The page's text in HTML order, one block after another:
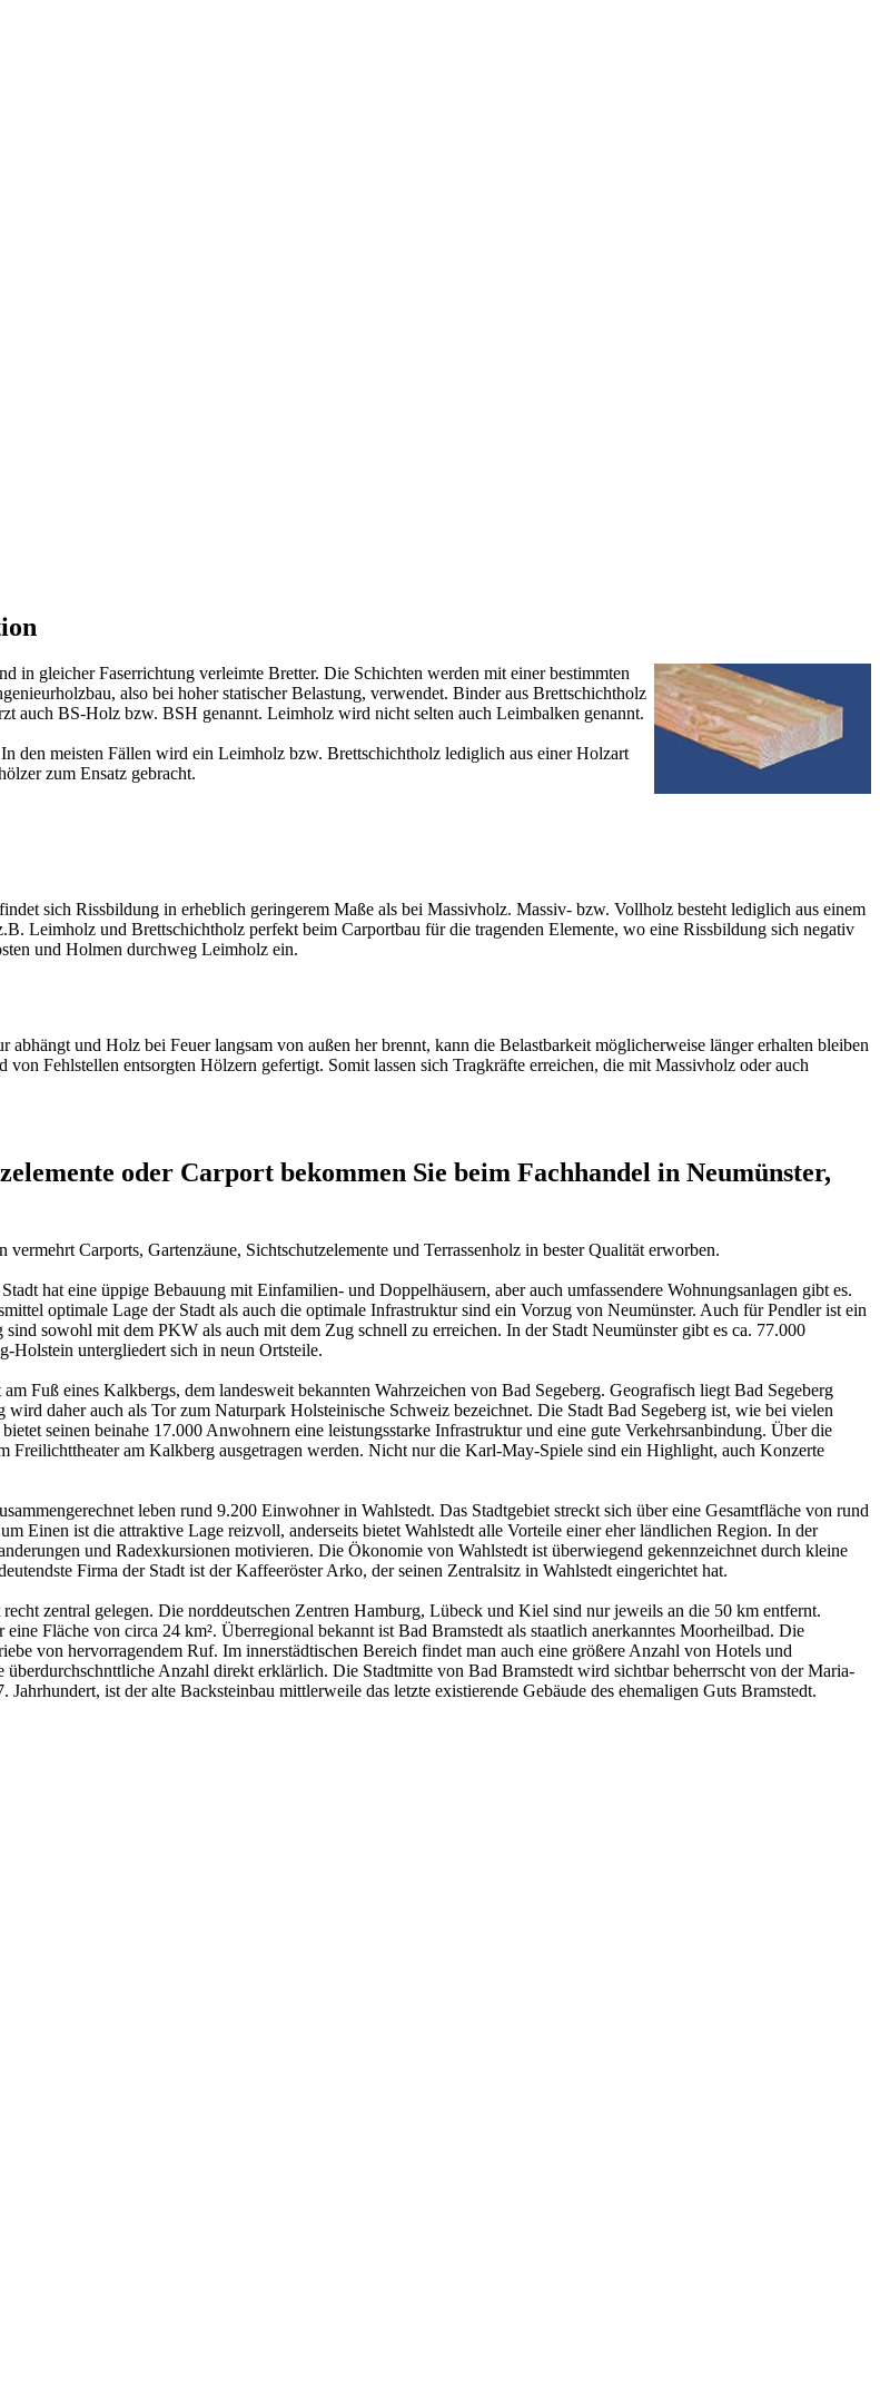
in gleicher Faserrichtung verleimte Bretter. Die Schichten werden mit einer bestimmten
also bei hoher statischer Belastung, verwendet. Binder aus Brettschichtholz
auch BS-Holz bzw. BSH genannt. Leimholz wird nicht selten auch Leimbalken genannt.
den meisten Fällen wird ein Leimholz bzw. Brettschichtholz lediglich aus einer Holzart
zum Ensatz gebracht.
sich Rissbildung in erheblich geringerem Maße als bei Massivholz. Massiv- bzw. Vollholz besteht lediglich aus einem
Leimholz und Brettschichtholz perfekt beim Carportbau für die tragenden Elemente, wo eine Rissbildung sich negativ
und Holmen durchweg Leimholz ein.
und Holz bei Feuer langsam von außen her brennt, kann die Belastbarkeit möglicherweise länger erhalten bleiben
Fehlstellen entsorgten Hölzern gefertigt. Somit lassen sich Tragkräfte erreichen, die mit Massivholz oder auch
oder Carport bekommen Sie beim Fachhandel in Neumünster,
Carports, Gartenzäune, Sichtschutzelemente und Terrassenholz in bester Qualität erworben.
hat eine üppige Bebauung mit Einfamilien- und Doppelhäusern, aber auch umfassendere Wohnungsanlagen gibt es.
optimale Lage der Stadt als auch die optimale Infrastruktur sind ein Vorzug von Neumünster. Auch für Pendler ist ein
sowohl mit dem PKW als auch mit dem Zug schnell zu erreichen. In der Stadt Neumünster gibt es ca. 77.000
Holstein untergliedert sich in neun Ortsteile.
Fuß eines Kalkbergs, dem landesweit bekannten Wahrzeichen von Bad Segeberg. Geografisch liegt Bad Segeberg
daher auch als Tor zum Naturpark Holsteinische Schweiz bezeichnet. Die Stadt Bad Segeberg ist, wie bei vielen
seinen beinahe 17.000 Anwohnern eine leistungsstarke Infrastruktur und eine gute Verkehrsanbindung. Über die
am Kalkberg ausgetragen werden. Nicht nur die Karl-May-Spiele sind ein Highlight, auch Konzerte
leben rund 9.200 Einwohner in Wahlstedt. Das Stadtgebiet streckt sich über eine Gesamtfläche von rund
Einen ist die attraktive Lage reizvoll, anderseits bietet Wahlstedt alle Vorteile einer eher ländlichen Region. In der
und Radexkursionen motivieren. Die Ökonomie von Wahlstedt ist überwiegend gekennzeichnet durch kleine
Firma der Stadt ist der Kaffeeröster Arko, der seinen Zentralsitz in Wahlstedt eingerichtet hat.
zentral gelegen. Die norddeutschen Zentren Hamburg, Lübeck und Kiel sind nur jeweils an die 50 km entfernt.
Fläche von circa 24 km². Überregional bekannt ist Bad Bramstedt als staatlich anerkanntes Moorheilbad. Die
von hervorragendem Ruf. Im innerstädtischen Bereich findet man auch eine größere Anzahl von Hotels und
Anzahl direkt erklärlich. Die Stadtmitte von Bad Bramstedt wird sichtbar beherrscht von der Maria-
ist der alte Backsteinbau mittlerweile das letzte existierende Gebäude des ehemaligen Guts Bramstedt.